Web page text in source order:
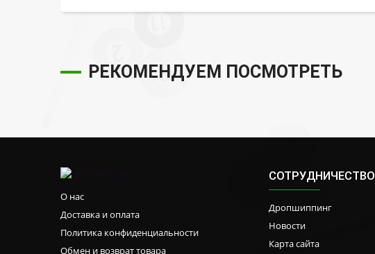
РЕКОМЕНДУЕМ ПОСМОТРЕТЬ
О нас
Доставка и оплата
Политика конфиденциальности
Обмен и возврат товара
СОТРУДНИЧЕСТВО
Дропшиппинг
Новости
Карта сайта